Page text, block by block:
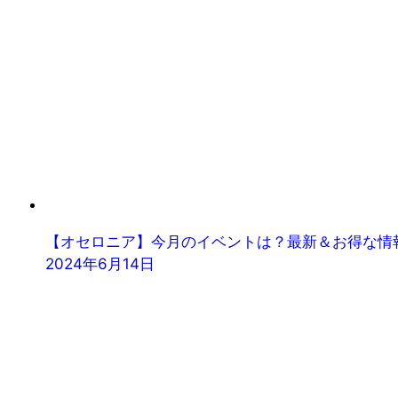
【オセロニア】今月のイベントは？最新＆お得な情
2024年6月14日